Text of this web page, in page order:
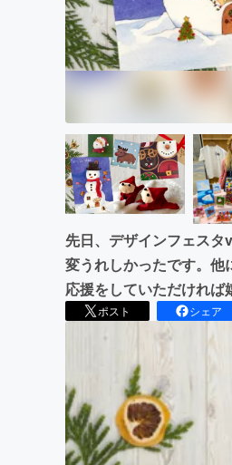
先日、デザインフェス
変うれしかったです。他
応援をしていただければ
ポスト シェア